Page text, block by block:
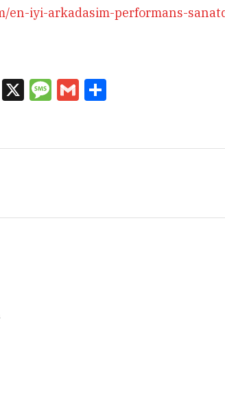
en-iyi-arkadasim-performans-
Threads
X Message
Gmail